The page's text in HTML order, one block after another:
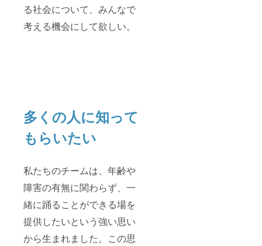
る社会について、みんなで
考える機会にして欲しい。
多くの人に知って
もらいたい
私たちのチームは、年齢や
障害の有無に関わらず、一
緒に踊ることができる場を
提供したいという強い思い
から生まれました。この思